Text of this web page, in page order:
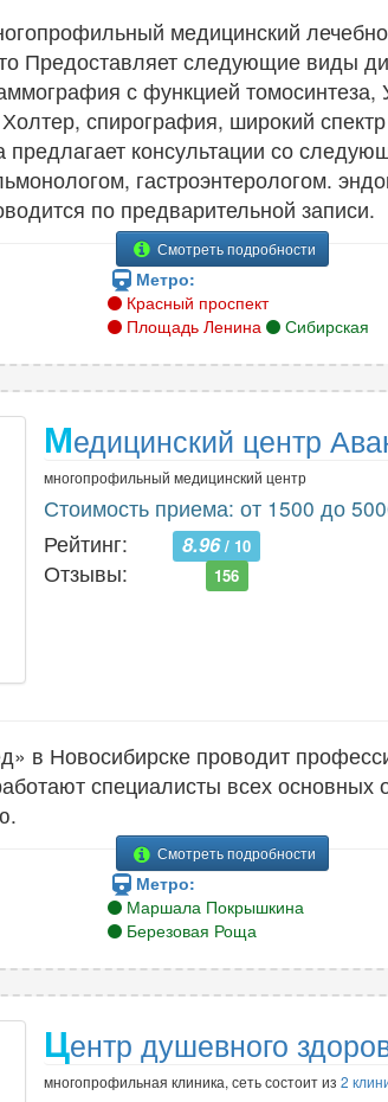
медицинский
Предоставляет следующие виды
с функцией томосинтеза,
спирография, широкий
предлагает консультации со
гастроэнтерологом.
по предварительной записи.
Смотреть подробности
Метро:
Красный проспект
Площадь Ленина
Сибирская
Медицинский центр
многопрофильный медицинский центр
Стоимость приема: от 1500 до
Рейтинг:
8.96/ 10
Отзывы: 156
в Новосибирске проводит
специалисты всех основных
Смотреть подробности
Метро:
Маршала Покрышкина
Березовая Роща
Центр душевного
многопрофильная клиника, сеть состоит из 2